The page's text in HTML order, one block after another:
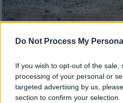
Do Not Process My
If you wish to opt-out of the
processing of your personal or
targeted advertising by us,
section to confirm your
Παραλία (Eurokinissi)